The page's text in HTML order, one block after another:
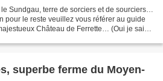
le Sundgau, terre de sorciers et de sourciers…
pour le reste veuillez vous référer au guide
Château de Ferrette… (Oui je sais,
superbe ferme du Moyen-